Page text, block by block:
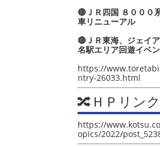
🔴ＪＲ四国 ８０００
車リニューアル
🔴ＪＲ東海、ジェイ
名駅エリア回遊イベ
https://
ntry-26033.html
🔀ＨＰリン
https://
opics/2022/